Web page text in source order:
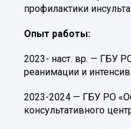
профилактики
Опыт работы:
2023- наст. вр. — ГБУ
реанимации и
2023-2024 — ГБУ РО
консультативного